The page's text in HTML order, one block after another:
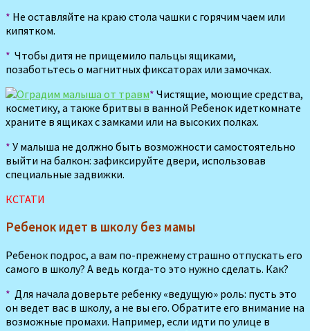
* Не оставляйте на краю стола чашки с горячим чаем или
кипятком.
* Чтобы дитя не прищемило пальцы ящиками,
позаботьтесь о магнитных фиксаторах или замочках.
* Чистящие, моющие средства,
косметику, а также бритвы в ванной Ребенок идеткомнате
храните в ящиках с замками или на высоких полках.
* У малыша не должно быть возможности самостоятельно
выйти на балкон: зафиксируйте двери, использовав
специальные задвижки.
КСТАТИ
Ребенок идет в школу без мамы
Ребенок подрос, а вам по-прежнему страшно отпускать его
самого в школу? А ведь когда-то это нужно сделать. Как?
* Для начала доверьте ребенку «ведущую» роль: пусть это
он ведет вас в школу, а не вы его. Обратите его внимание на
возможные промахи. Например, если идти по улице в